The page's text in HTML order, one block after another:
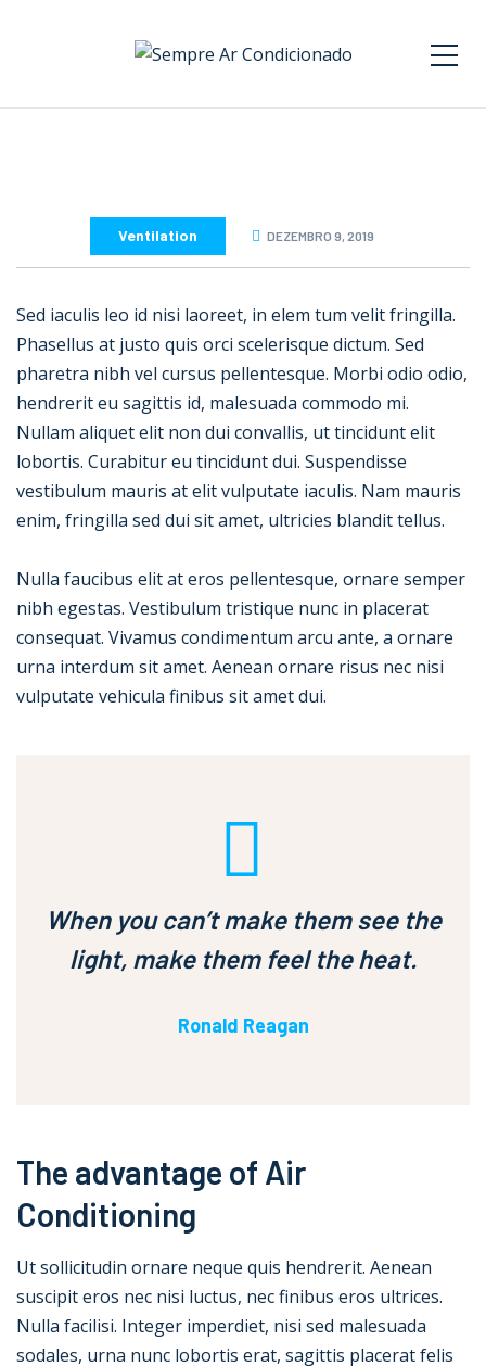
Ventilation DEZEMBRO 9, 2019
Sed iaculis leo id nisi laoreet, in elem tum velit fringilla.
Phasellus at justo quis orci scelerisque dictum. Sed
pharetra nibh vel cursus pellentesque. Morbi odio odio,
hendrerit eu sagittis id, malesuada commodo mi.
Nullam aliquet elit non dui convallis, ut tincidunt elit
lobortis. Curabitur eu tincidunt dui. Suspendisse
vestibulum mauris at elit vulputate iaculis. Nam mauris
enim, fringilla sed dui sit amet, ultricies blandit tellus.
Nulla faucibus elit at eros pellentesque, ornare semper
nibh egestas. Vestibulum tristique nunc in placerat
consequat. Vivamus condimentum arcu ante, a ornare
urna interdum sit amet. Aenean ornare risus nec nisi
vulputate vehicula finibus sit amet dui.
When you can’t make them see the
light, make them feel the heat.
Ronald Reagan
The advantage of Air
Conditioning
Ut sollicitudin ornare neque quis hendrerit. Aenean
suscipit eros nec nisi luctus, nec finibus eros ultrices.
Nulla facilisi. Integer imperdiet, nisi sed malesuada
sodales, urna nunc lobortis erat, sagittis placerat felis